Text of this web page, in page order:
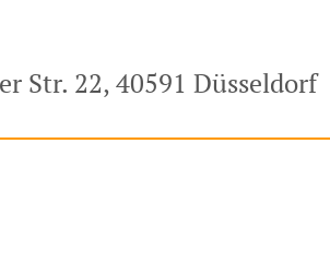
Str. 22, 40591 Düsseldorf